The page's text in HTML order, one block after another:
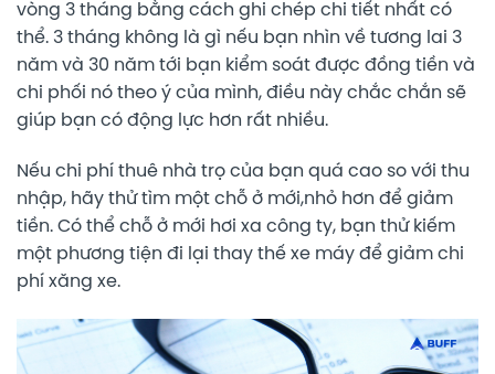
vòng 3 tháng bằng cách ghi chép chi tiết nhất có
thể. 3 tháng không là gì nếu bạn nhìn về tương lai 3
năm và 30 năm tới bạn kiểm soát được đồng tiền và
chi phối nó theo ý của mình, điều này chắc chắn sẽ
giúp bạn có động lực hơn rất nhiều.
Nếu chi phí thuê nhà trọ của bạn quá cao so với thu
nhập, hãy thử tìm một chỗ ở mới,nhỏ hơn để giảm
tiền. Có thể chỗ ở mới hơi xa công ty, bạn thử kiếm
một phương tiện đi lại thay thế xe máy để giảm chi
phí xăng xe.